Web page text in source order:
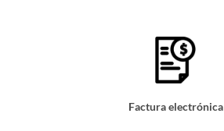
Factura electrónica